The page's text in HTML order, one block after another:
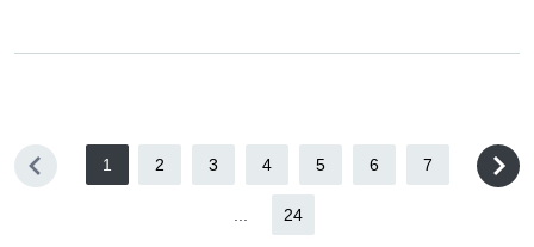
1 2 3 4 5 6 7
24